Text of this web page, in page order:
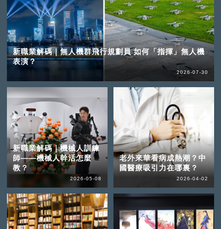
新職業解碼｜無人機群飛行規劃員 如何「指揮」無人機
表演？
2026-07-30
新職業解碼｜機械人訓練
師——機械人幹活怎麼
教？
2026-05-08
老外來華看病成熱潮？中
國醫療吸引力在哪裏？
2026-04-02